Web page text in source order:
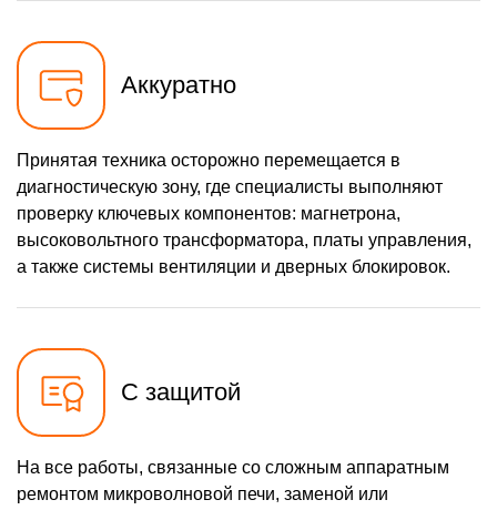
Аккуратно
Принятая техника осторожно перемещается в
диагностическую зону, где специалисты выполняют
проверку ключевых компонентов: магнетрона,
высоковольтного трансформатора, платы управления,
а также системы вентиляции и дверных блокировок.
С защитой
На все работы, связанные со сложным аппаратным
ремонтом микроволновой печи, заменой или